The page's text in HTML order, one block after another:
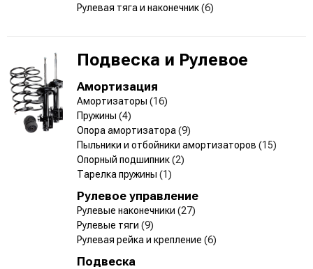
Рулевая тяга и наконечник(6)
Подвеска и Рулевое
Амортизация
Амортизаторы (16)
Пружины (4)
Опора амортизатора (9)
Пыльники и отбойники амортизаторов (15)
Опорный подшипник(2)
Тарелка пружины (1)
Рулевое управление
Рулевые наконечники (27)
Рулевые тяги (9)
Рулевая рейка и крепление (6)
Подвеска